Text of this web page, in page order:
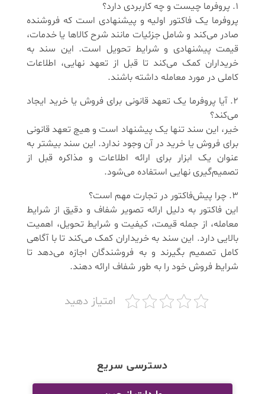
1. پروفرما چیست و چه کاربردی دارد؟
پروفرما یک فاکتور اولیه و پیشنهادی است که فروشنده
صادر می‌کند و شامل جزئیات مانند شرح کالاها یا خدمات،
قیمت پیشنهادی و شرایط تحویل است. این سند به
خریداران کمک می‌کند تا قبل از تعهد نهایی، اطلاعات
کاملی در مورد معامله داشته باشند.
2. آیا پروفرما یک تعهد قانونی برای فروش یا خرید ایجاد
می‌کند؟
خیر، این سند تنها یک پیشنهاد است و هیچ تعهد قانونی
برای فروش یا خرید در آن وجود ندارد. این سند بیشتر به
عنوان یک ابزار برای ارائه اطلاعات و مذاکره قبل از
تصمیم‌گیری نهایی استفاده می‌شود.
3. چرا پیش‌فاکتور در تجارت مهم است؟
این فاکتور به دلیل ارائه تصویر شفاف و دقیق از شرایط
معامله، از جمله قیمت، کیفیت و شرایط تحویل، اهمیت
بالایی دارد. این سند به خریداران کمک می‌کند تا با آگاهی
کامل تصمیم بگیرند و به فروشندگان اجازه می‌دهد تا
شرایط فروش خود را به طور شفاف ارائه دهند.
امتیاز دهید
دسترسی سریع